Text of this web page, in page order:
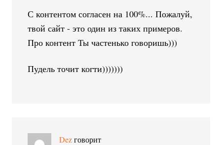
С контентом согласен на 100%... Пожалуй,
твой сайт - это один из таких примеров.
Про контент Ты частенько говоришь)))
Пудель точит когти)))))))
Dez говорит